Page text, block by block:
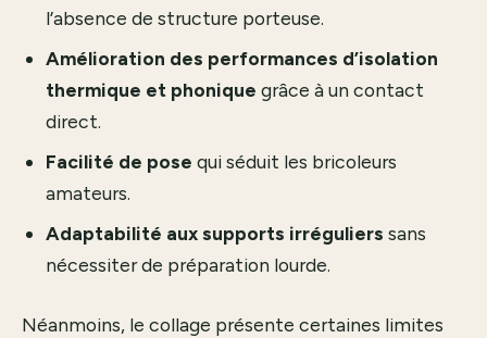
l’absence de structure porteuse.
Amélioration des performances d’isolation
thermique et phonique grâce à un contact
direct.
Facilité de pose qui séduit les bricoleurs
amateurs.
Adaptabilité aux supports irréguliers sans
nécessiter de préparation lourde.
Néanmoins, le collage présente certaines limites